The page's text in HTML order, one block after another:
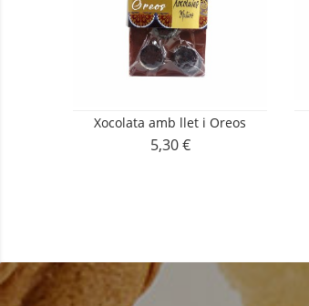
Xocolata amb llet i Oreos
Preu
5,30 €